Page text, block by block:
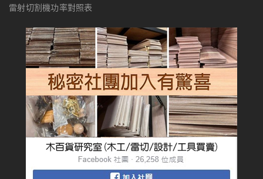
雷射切割機功率對照表